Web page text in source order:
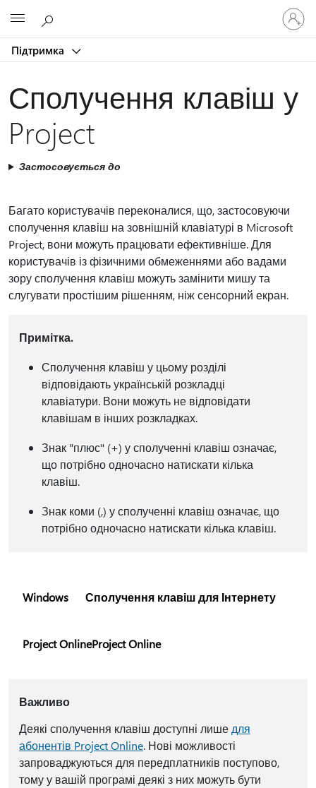
Підтримка
Увійдіть
свій
запис
Сполучення клавіш у
Project
Застосовується до
Багато користувачів переконалися, що, застосовуючи
сполучення клавіш на зовнішній клавіатурі в Microsoft
Project, вони можуть працювати ефективніше. Для
користувачів із фізичними обмеженнями або вадами
зору сполучення клавіш можуть замінити мишу та
слугувати простішим рішенням, ніж сенсорний екран.
Примітка.
Сполучення клавіш у цьому розділі
відповідають українській розкладці
клавіатури. Вони можуть не відповідати
клавішам в інших розкладках.
Знак "плюс" (+) у сполученні клавіш означає,
що потрібно одночасно натискати кілька
клавіш.
Знак коми (,) у сполученні клавіш означає, що
потрібно одночасно натискати кілька клавіш.
Windows Сполучення клавіш для Інтернету
Project OnlineProject Online
Важливо
Деякі сполучення клавіш доступні лише для
абонентів Project Online. Нові можливості
запроваджуються для передплатників поступово,
тому у вашій програмі деякі з них можуть бути